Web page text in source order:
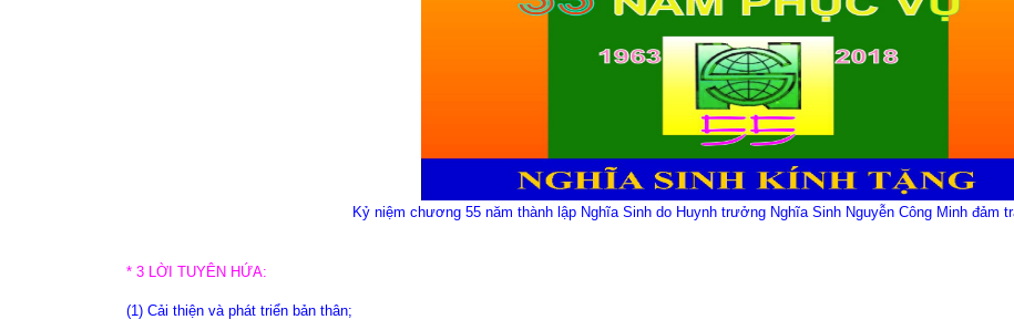
Kỷ niệm chương 55 năm thành lập Nghĩa Sinh do Huynh trưởng Nghĩa Sinh Nguyễn Công Minh đảm
* 3 LỜI TUYÊN HỨA:
(1) Cải thiện và phát triển bản thân;